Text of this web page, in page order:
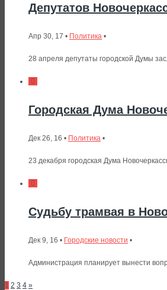
Депутатов
Апр 30, 17 • Политика •
28 апреля депутаты городской Думы
Городская Дума
Дек 26, 16 • Политика •
23 декабря городская Дума
Судьбу трамвая в
Дек 9, 16 • Городские новости •
Администрация планирует вынести
1 2 3 4 »